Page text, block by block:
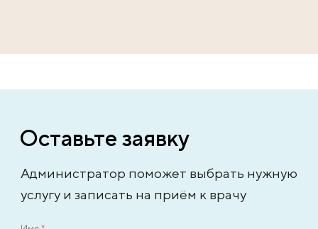
Оставьте заявку
Администратор поможет выбрать нужную
услугу и записать на приём к врачу